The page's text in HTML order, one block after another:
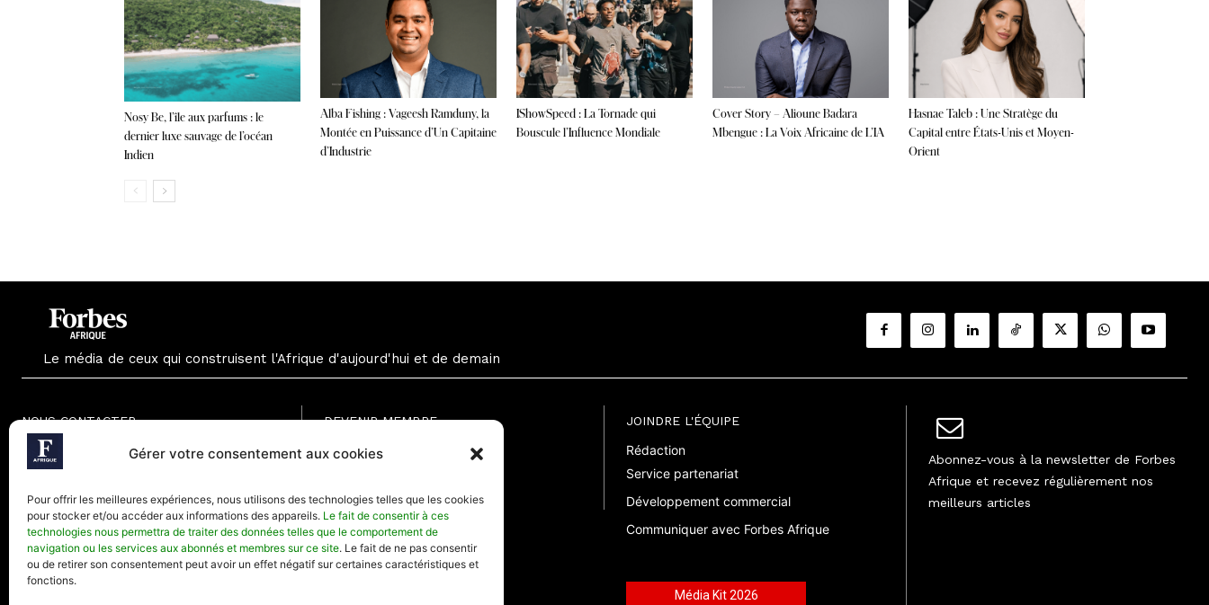
Gérer votre consentement aux cookies
Pour offrir les meilleures expériences, nous utilisons des technologies telles que les cookies
pour stocker et/ou accéder aux informations des appareils. Le fait de consentir à ces
technologies nous permettra de traiter des données telles que le comportement de
navigation ou les services aux abonnés et membres sur ce site. Le fait de ne pas consentir
ou de retirer son consentement peut avoir un effet négatif sur certaines caractéristiques et
fonctions.
Nosy Be, l’île aux parfums : le
dernier luxe sauvage de l’océan
Indien
Alba Fishing : Vageesh Ramduny, la
Montée en Puissance d’Un Capitaine
d’Industrie
IShowSpeed : La Tornade qui
Bouscule l’Influence Mondiale
Cover Story – Alioune Badara
Mbengue : La Voix Africaine de L’IA
Hasnae Taleb : Une Stratège du
Capital entre États-Unis et Moyen-
Orient
Le média de ceux qui construisent l'Afrique d'aujourd'hui et de demain
NOUS CONTACTER
Paris - France
Mail : contact@forbesafrique.com
DEVENIR MEMBRE
Formule Gratuite
Formule Annuelle
JOINDRE L'ÉQUIPE
Rédaction
Service partenariat
Développement commercial
Communiquer avec Forbes Afrique
Média Kit 2026
Abonnez-vous à la newsletter de Forbes
Afrique et recevez régulièrement nos
meilleurs articles